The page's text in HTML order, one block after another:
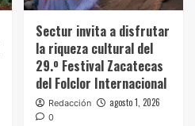
Sectur invita a disfrutar
la riqueza cultural del
29.º Festival Zacatecas
del Folclor Internacional
Redacción agosto 1, 2026
0